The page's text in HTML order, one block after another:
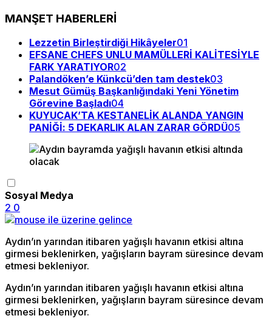
MANŞET HABERLERİ
Lezzetin Birleştirdiği Hikâyeler01
EFSANE CHEFS UNLU MAMÜLLERİ KALİTESİYLE
FARK YARATIYOR02
Palandöken’e Künkcü’den tam destek03
Mesut Gümüş Başkanlığındaki Yeni Yönetim
Görevine Başladı04
KUYUCAK’TA KESTANELİK ALANDA YANGIN
PANİĞİ: 5 DEKARLIK ALAN ZARAR GÖRDÜ05
Sosyal Medya
2 0
Aydın’ın yarından itibaren yağışlı havanın etkisi altına
girmesi beklenirken, yağışların bayram süresince devam
etmesi bekleniyor.
Aydın’ın yarından itibaren yağışlı havanın etkisi altına
girmesi beklenirken, yağışların bayram süresince devam
etmesi bekleniyor.